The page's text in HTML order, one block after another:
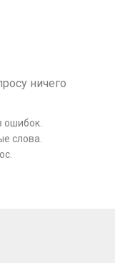
ничего
ошибок.
слова.